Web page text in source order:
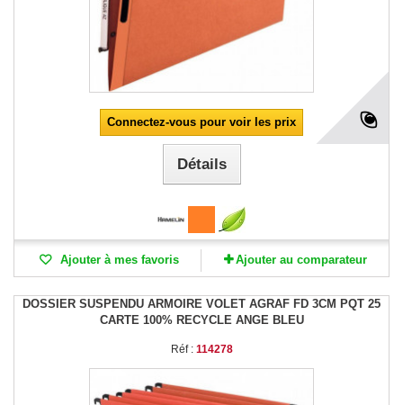
Connectez-vous pour voir les prix
Détails
Ajouter à mes favoris Ajouter au comparateur
DOSSIER SUSPENDU ARMOIRE VOLET AGRAF FD 3CM PQT 25
CARTE 100% RECYCLE ANGE BLEU
Réf : 114278